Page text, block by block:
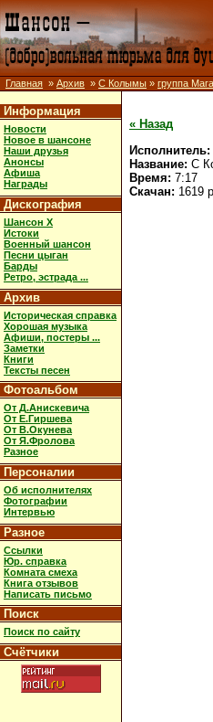
Главная » Архив » С Колымы » группа
Информация
Новости
Новое в шансоне
Наши друзья
Анонсы
Афиша
Награды
Дискография
Шансон X
Истоки
Военный шансон
Песни цыган
Барды
Ретро, эстрада ...
Архив
Историческая справка
Хорошая музыка
Афиши, постеры ...
Заметки
Книги
Тексты песен
Фотоальбом
От Д.Анискевича
От Е.Гиршева
От В.Окунева
От Я.Фролова
Разное
Персоналии
Об исполнителях
Фотографии
Интервью
Разное
Ссылки
Юр. справка
Комната смеха
Книга отзывов
Написать письмо
Поиск
Поиск по сайту
Счётчики
« Назад
Исполнитель:
Название: С
Время: 7:17
Скачан: 1619